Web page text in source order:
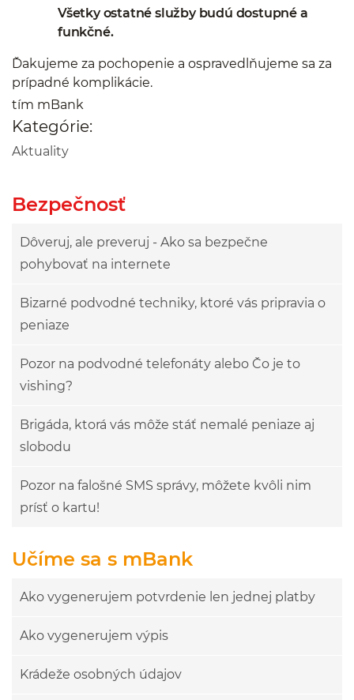
Všetky ostatné služby budú dostupné a
funkčné.
Ďakujeme za pochopenie a ospravedlňujeme sa za
prípadné komplikácie.
tím mBank
Kategórie:
Aktuality
Bezpečnosť
Dôveruj, ale preveruj - Ako sa bezpečne
pohybovať na internete
Bizarné podvodné techniky, ktoré vás pripravia o
peniaze
Pozor na podvodné telefonáty alebo Čo je to
vishing?
Brigáda, ktorá vás môže stáť nemalé peniaze aj
slobodu
Pozor na falošné SMS správy, môžete kvôli nim
prísť o kartu!
Učíme sa s mBank
Ako vygenerujem potvrdenie len jednej platby
Ako vygenerujem výpis
Krádeže osobných údajov